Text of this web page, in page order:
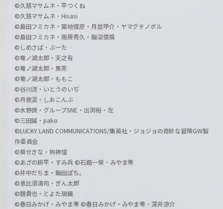
©久慈マサムネ・平つくね
©久慈マサムネ・Hisasi
©島田フミカネ・築地俊彦・月並甲介・ヤマグチノボル
©島田フミカネ・南房秀久・飯沼俊規
©しめさば・ぶーた
©竜ノ湖太郎・天之有
©竜ノ湖太郎・焦茶
©竜ノ湖太郎・ももこ
©谷川流・いとうのいぢ
©月夜涙・しおこんぶ
©水野良・グループSNE・出渕裕・左
©三田誠・pako
©LUCKY LAND COMMUNICATIONS/集英社・ジョジョの奇妙な冒険GW製
作委員会
©葵せきな・狗神煌
©あざの耕平・すみ兵 ©石踏一榮・みやま零
©井中だちま・飯田ぽち。
©恵比須清司・ぎん太郎
©鏡貴也・とよた瑣織
©春日みかげ・みやま零 ©春日みかげ・みやま零・深井涼介